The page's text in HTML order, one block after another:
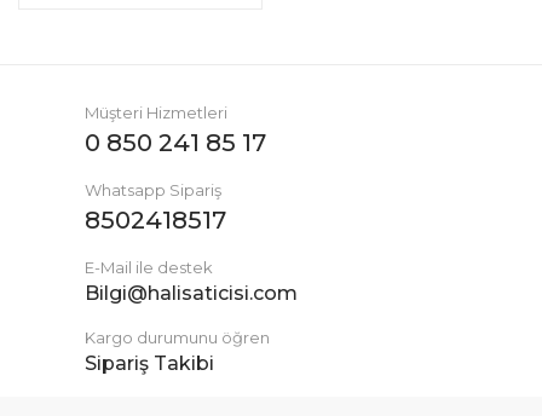
Müşteri Hizmetleri
0 850 241 85 17
Whatsapp Sipariş
8502418517
E-Mail ile destek
Bilgi@halisaticisi.com
Kargo durumunu öğren
Sipariş Takibi